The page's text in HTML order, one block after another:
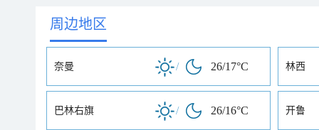
周边地区
奈曼 / 26/17°C 林西
巴林右旗 / 26/16°C 开鲁